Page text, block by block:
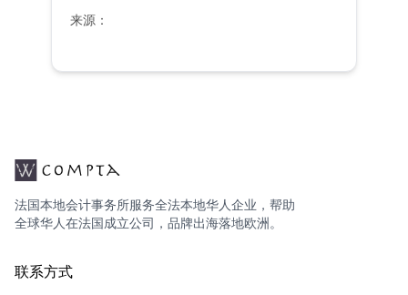
来源：
法国本地会计事务所服务全法本地华人企业，帮助
全球华人在法国成立公司，品牌出海落地欧洲。
联系方式